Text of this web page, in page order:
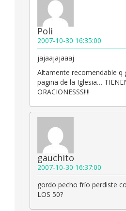
Poli
2007-10-30 16:35:00
jajaajajaaaj
Altamente recomendable q
pagina de la Iglesia…
ORACIONESSS!!!!
gauchito
2007-10-30 16:37:00
gordo pecho frío perdiste
LOS 50?